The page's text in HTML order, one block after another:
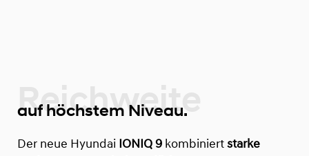
Reichweite
auf höchstem Niveau.
Der neue Hyundai IONIQ 9 kombiniert starke